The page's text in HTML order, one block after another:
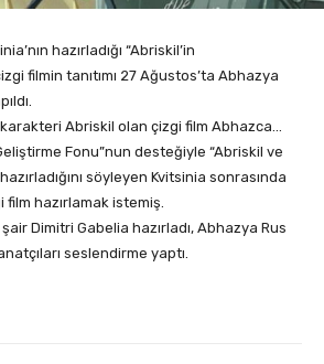
hazırladığı “Abriskil’in
filmin tanıtımı 27 Ağustos’ta Abhazya
Abriskil olan çizgi film Abhazca…
Fonu”nun desteğiyle “Abriskil ve
söyleyen Kvitsinia sonrasında
hazırlamak istemiş.
Dimitri Gabelia hazırladı, Abhazya Rus
seslendirme yaptı.